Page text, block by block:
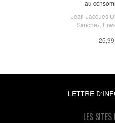
au
Jean-Jacques
Sanchez
LETTRE
LES SITES